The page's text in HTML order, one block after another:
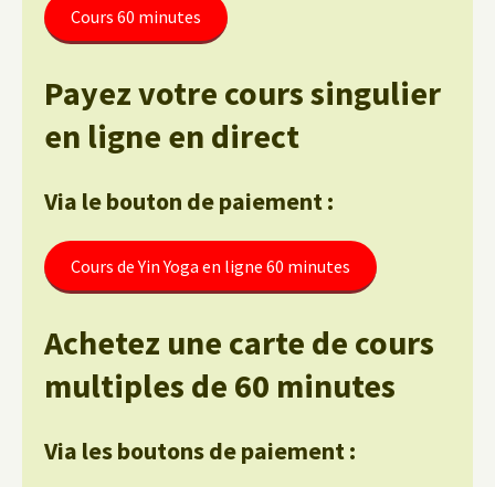
Cours 60 minutes
Payez votre cours singulier
en ligne en direct
Via le bouton de paiement :
Cours de Yin Yoga en ligne 60 minutes
Achetez une carte de cours
multiples de 60 minutes
Via les boutons de paiement :